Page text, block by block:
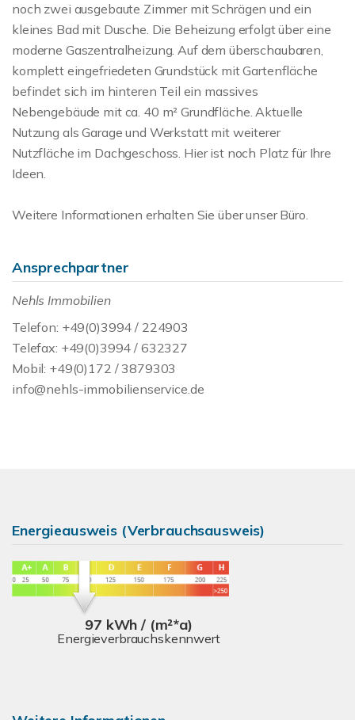
noch zwei ausgebaute Zimmer mit Schrägen und ein
kleines Bad mit Dusche. Die Beheizung erfolgt über eine
moderne Gaszentralheizung. Auf dem überschaubaren,
komplett eingefriedeten Grundstück mit Gartenfläche
befindet sich im hinteren Teil ein massives
Nebengebäude mit ca. 40 m² Grundfläche. Aktuelle
Nutzung als Garage und Werkstatt mit weiterer
Nutzfläche im Dachgeschoss. Hier ist noch Platz für Ihre
Ideen.
Weitere Informationen erhalten Sie über unser Büro.
Ansprechpartner
Nehls Immobilien
Telefon: +49(0)3994 / 224903
Telefax: +49(0)3994 / 632327
Mobil: +49(0)172 / 3879303
info@nehls-immobilienservice.de
Energieausweis (Verbrauchsausweis)
97 kWh / (m²*a)
Energieverbrauchskennwert